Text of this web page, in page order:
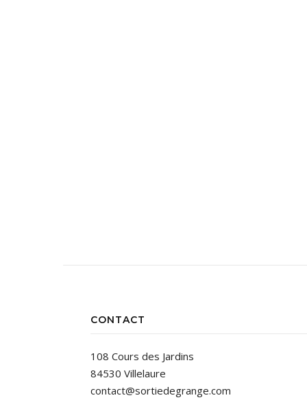
CONTACT
108 Cours des Jardins
84530 Villelaure
contact@sortiedegrange.com